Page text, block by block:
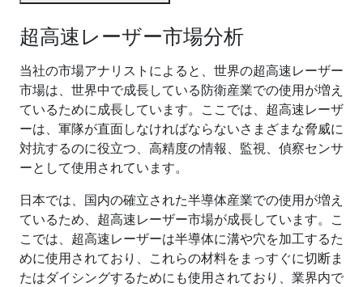
超高速レーザー市場分析
当社の市場アナリストによると、世界の超高速レーザー
市場は、世界中で成長している防衛産業での使用が増え
ているために成長しています。ここでは、超高速レーザ
ーは、軍隊が直面しなければならないさまざまな脅威に
対抗するのに役立つ、高精度の情報、監視、偵察センサ
ーとして使用されています。
日本では、国内の確立された半導体産業での使用が増え
ているため、超高速レーザー市場が成長しています。こ
こでは、超高速レーザーは半導体に溝や穴を加工するた
めに使用されており、これらの材料をまっすぐに切断ま
たはダイシングするためにも使用されており、業界内で